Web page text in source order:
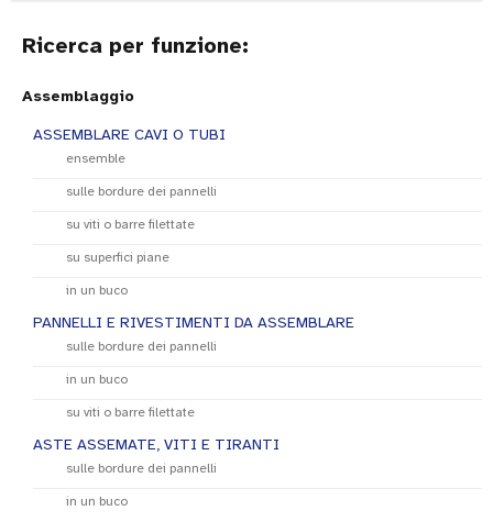
Ricerca per funzione:
Assemblaggio
ASSEMBLARE CAVI O TUBI
ensemble
sulle bordure dei pannelli
su viti o barre filettate
su superfici piane
in un buco
PANNELLI E RIVESTIMENTI DA ASSEMBLARE
sulle bordure dei pannelli
in un buco
su viti o barre filettate
ASTE ASSEMATE, VITI E TIRANTI
sulle bordure dei pannelli
in un buco